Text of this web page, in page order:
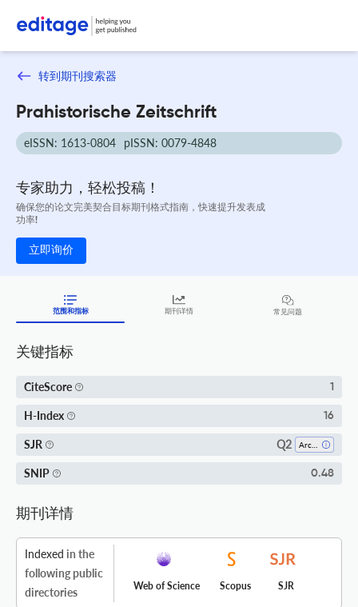
转到期刊搜索器
Prahistorische Zeitschrift
eISSN: 1613-0804 pISSN: 0079-4848
专家助力，轻松投稿！
确保您的论文完美契合目标期刊格式指南，快速提升发表成
功率!
立即询价
范围和指标 期刊详情 常见问题
关键指标
CiteScore 1
H-Index 16
SJR Q2
SNIP 0.48
期刊详情
Indexed in the
following public
directories
Web of Science Scopus SJR